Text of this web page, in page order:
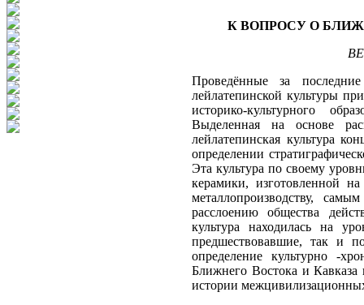
К ВОПРОСУ О
Проведённые за
лейлатепинской культуры
историко-культурного
Выделенная на основе
лейлатепинская культура
определении
Эта культура по своему
керамики, изготовленной
металлопроизводству,
расслоению общества
культура находилась на
предшествовавшие, так и
определение культурно -
Ближнего Востока и Кавказа
истории